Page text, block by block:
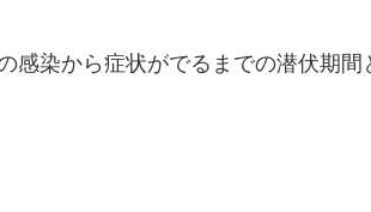
感染から症状がでるまでの潜伏期